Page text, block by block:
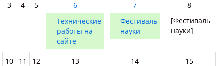
3 4 5
6
Технические
работы на
сайте
7
Фестиваль
науки
8
[Фестиваль
науки]
10 11 12 13 14 15